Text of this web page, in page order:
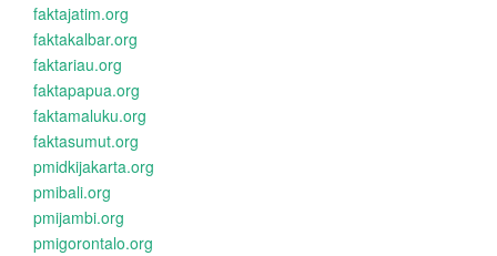
faktajatim.org
faktakalbar.org
faktariau.org
faktapapua.org
faktamaluku.org
faktasumut.org
pmidkijakarta.org
pmibali.org
pmijambi.org
pmigorontalo.org